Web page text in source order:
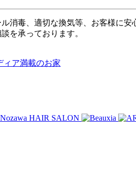
消毒、適切な換気等、お客様に
を承っております。
ィア満載のお家